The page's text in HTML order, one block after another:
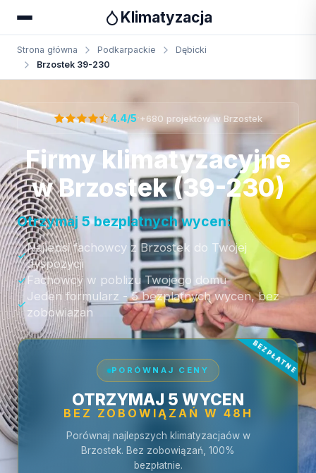
Klimatyzacja
Strona główna Podkarpackie
Dębicki
Brzostek 39-230
Otrzymaj bezpłatną wycenę
4.4/5 +680 projektów w Brzostek
Firmy klimatyzacyjne
w Brzostek (39-230)
Otrzymaj 5 bezplatnych wycen:
Najlepsi fachowcy z Brzostek do Twojej
dyspozycji
Fachowcy w poblizu Twojego domu
Jeden formularz - 5 bezplatnych wycen, bez
zobowiazan
PORÓWNAJ CENY
OTRZYMAJ 5 WYCEN
BEZ ZOBOWIĄZAŃ W 48H
Porównaj najlepszych klimatyzacjaów w
Brzostek. Bez zobowiązań, 100%
bezpłatnie.